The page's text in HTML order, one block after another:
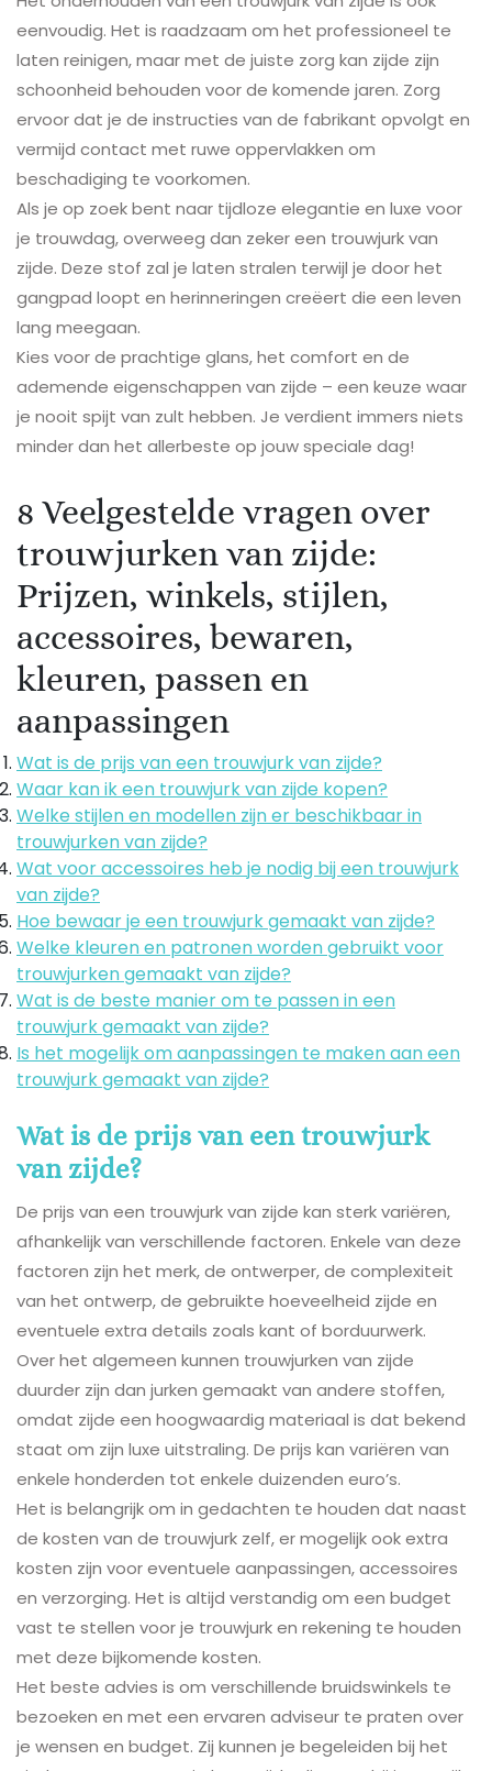
eenvoudig. Het is raadzaam om het professioneel te
laten reinigen, maar met de juiste zorg kan zijde zijn
schoonheid behouden voor de komende jaren. Zorg
ervoor dat je de instructies van de fabrikant opvolgt en
vermijd contact met ruwe oppervlakken om
beschadiging te voorkomen.
Als je op zoek bent naar tijdloze elegantie en luxe voor
je trouwdag, overweeg dan zeker een trouwjurk van
zijde. Deze stof zal je laten stralen terwijl je door het
gangpad loopt en herinneringen creëert die een leven
lang meegaan.
Kies voor de prachtige glans, het comfort en de
ademende eigenschappen van zijde – een keuze waar
je nooit spijt van zult hebben. Je verdient immers niets
minder dan het allerbeste op jouw speciale dag!
8 Veelgestelde vragen over
trouwjurken van zijde:
Prijzen, winkels, stijlen,
accessoires, bewaren,
kleuren, passen en
aanpassingen
Wat is de prijs van een trouwjurk van zijde?
Waar kan ik een trouwjurk van zijde kopen?
Welke stijlen en modellen zijn er beschikbaar in
trouwjurken van zijde?
Wat voor accessoires heb je nodig bij een trouwjurk
van zijde?
Hoe bewaar je een trouwjurk gemaakt van zijde?
Welke kleuren en patronen worden gebruikt voor
trouwjurken gemaakt van zijde?
Wat is de beste manier om te passen in een
trouwjurk gemaakt van zijde?
Is het mogelijk om aanpassingen te maken aan een
trouwjurk gemaakt van zijde?
Wat is de prijs van een trouwjurk
van zijde?
De prijs van een trouwjurk van zijde kan sterk variëren,
afhankelijk van verschillende factoren. Enkele van deze
factoren zijn het merk, de ontwerper, de complexiteit
van het ontwerp, de gebruikte hoeveelheid zijde en
eventuele extra details zoals kant of borduurwerk.
Over het algemeen kunnen trouwjurken van zijde
duurder zijn dan jurken gemaakt van andere stoffen,
omdat zijde een hoogwaardig materiaal is dat bekend
staat om zijn luxe uitstraling. De prijs kan variëren van
enkele honderden tot enkele duizenden euro’s.
Het is belangrijk om in gedachten te houden dat naast
de kosten van de trouwjurk zelf, er mogelijk ook extra
kosten zijn voor eventuele aanpassingen, accessoires
en verzorging. Het is altijd verstandig om een budget
vast te stellen voor je trouwjurk en rekening te houden
met deze bijkomende kosten.
Het beste advies is om verschillende bruidswinkels te
bezoeken en met een ervaren adviseur te praten over
je wensen en budget. Zij kunnen je begeleiden bij het